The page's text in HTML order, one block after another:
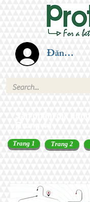
Đăng nhập
Trang 1 Trang 2